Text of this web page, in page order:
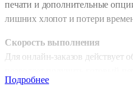
печати и дополнительные
лишних хлопот и потери
Скорость выполнения
Для онлайн-заказов
максимально быстро и
Подробнее